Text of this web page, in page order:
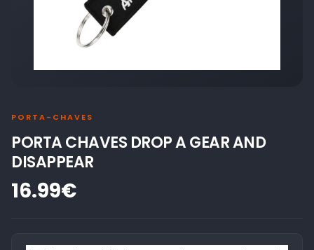
PORTA-CHAVES
PORTA CHAVES DROP A GEAR AND
DISAPPEAR
16.99€